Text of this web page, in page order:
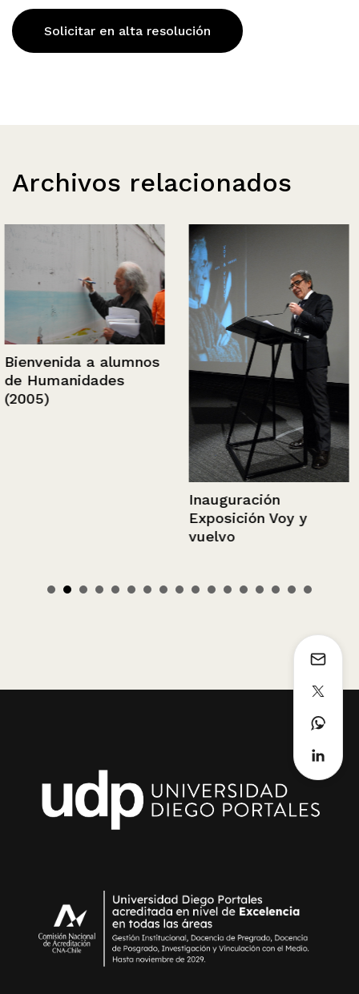
Solicitar en alta resolución
Archivos relacionados
Bienvenida a alumnos
de Humanidades
(2005)
Inauguración
Exposición Voy y
vuelvo